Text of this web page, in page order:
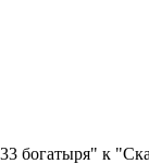
богатыря" к